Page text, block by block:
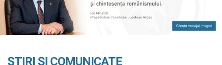
ȘTIRI ȘI COMUNICATE